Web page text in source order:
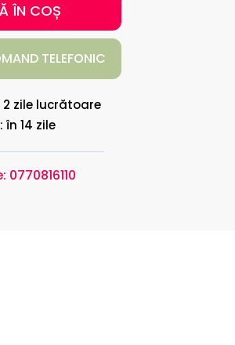
ÎN COȘ
TELEFONIC
2 zile lucrătoare
în 14 zile
0770816110